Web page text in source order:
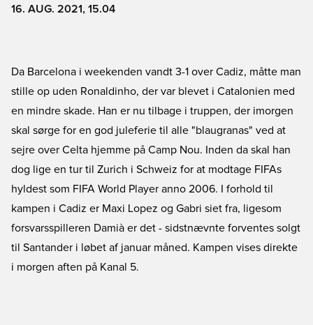
16. AUG. 2021, 15.04
Da Barcelona i weekenden vandt 3-1 over Cadiz, måtte man
stille op uden Ronaldinho, der var blevet i Catalonien med
en mindre skade. Han er nu tilbage i truppen, der imorgen
skal sørge for en god juleferie til alle "blaugranas" ved at
sejre over Celta hjemme på Camp Nou. Inden da skal han
dog lige en tur til Zurich i Schweiz for at modtage FIFAs
hyldest som FIFA World Player anno 2006. I forhold til
kampen i Cadiz er Maxi Lopez og Gabri siet fra, ligesom
forsvarsspilleren Damià er det - sidstnævnte forventes solgt
til Santander i løbet af januar måned. Kampen vises direkte
i morgen aften på Kanal 5.